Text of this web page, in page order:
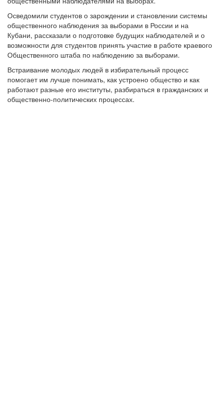
Осведомили студентов о зарождении и становлении системы
общественного наблюдения за выборами в России и на
Кубани, рассказали о подготовке будущих наблюдателей и о
возможности для студентов принять участие в работе краевого
Общественного штаба по наблюдению за выборами.
Встраивание молодых людей в избирательный процесс
помогает им лучше понимать, как устроено общество и как
работают разные его институты, разбираться в гражданских и
общественно-политических процессах.